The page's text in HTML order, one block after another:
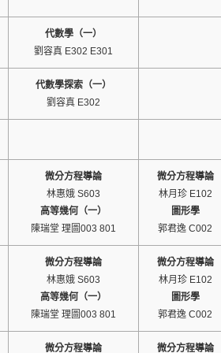
代數學（一）
劉容真 E302 E301
代數學探索（一）
劉容真 E302
微分方程導論
林惠娥 S603
高等幾何（一）
陳瑞堂 理圖003 801
微分方程導論
林月珍 E102
圖形學
郭君逸 C002
微分方程導論
林惠娥 S603
高等幾何（一）
陳瑞堂 理圖003 801
微分方程導論
林月珍 E102
圖形學
郭君逸 C002
微分方程導論 微分方程導論